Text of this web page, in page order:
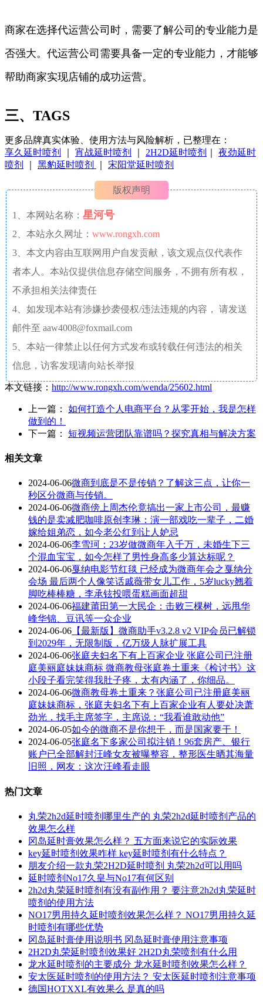
商家在选择代运营公司时，需要了解公司的专业能力是
否强大。代运营公司需要具备一定的专业能力，才能够
帮助商家实现店铺的成功运营。
三、TAGS
更多品牌真实体验、使用方法与风险解析，已整理在：
享久延时喷剂
宵战延时喷剂 2H2D延时喷剂
夜劲延时
喷剂
黑豹延时喷剂 宋阳堂延时喷剂
版权声明
1、本网站名称： 星河号
2、本站永久网址： www.rongxh.com
3、本文内容由互联网用户自发贡献，该文观点仅代表作
者本人。本站仅提供信息存储空间服务，不拥有所有权，
不承担相关法律责任
4、如发现本站有涉嫌抄袭侵权/违法违规的内容， 请发送
邮件至 aaw4008@foxmail.com
5、本站一律禁止以任何方式发布或转载任何违法的相关
信息，访客发现请向站长举报
本文链接： http://www.rongxh.com/wenda/25602.html
上一篇： 如何打造个人电商平台？从零开始，我是怎样
做到的！
下一篇： 短视频运营团队靠谱吗？探究真相与解决方案
相关文章
2024-06-06微商到底是不是传销？了解这三点，让你一
秒区分微商与传销。
2024-06-06微商傍上周杰伦竟搞出一家上市公司，最赚
钱的是卖减肥咖啡原创李琳：演一部戏吃一辈子，二婚
嫁给姐弟恋，如今老公红到让人妒忌
2024-06-06李雪珂：23岁做微商年入千万，未婚生下三
个混血宝宝，如今怎样了男性身高多少算达标呢？
2024-06-06戛纳电影节红毯 已经成为微商年会之戛纳分
会场 最后两个人像笑话戚薇带女儿工作，5岁lucky翘着
脚吃棒棒糖，李承铉投喂蛋糕画面超甜
2024-06-06福建莆田第一大民企：击败三棵树，远甩华
峰华锦、豆讯等一众企业
2024-06-06 【最新版】微商助手v3.2.8 v2 VIP会员已解锁
到2029年，无限制版，亿万级人脉扩展工具
2024-06-06张庭夫妇名下有上百家企业 张庭公司已注册
庭美丽庭妹妹商标 微商教母张庭卷土重来《检讨书》这
小段子看完笑得我肚子疼，太有内涵了，你细品。
2024-06-06微商教母卷土重来？张庭公司已注册庭美丽
庭妹妹商标，张庭夫妇名下有上百家企业有人要处决萧
劲光，找毛主席签字，主席说：“我看谁敢动他”
2024-06-05如今的微商不是你想干，而是国家要干！
2024-06-05张庭名下多家公司拟注销！96套房产、银行
账户已全部解封汪峰女友被曝整容，整形医生晒其海量
旧照，网友：这次汪峰看走眼
热门文章
丸荣2h2d延时喷剂哪里生产的 丸荣2h2d延时喷剂产品的
效果怎么样
冈岛延时膏效果怎么样？ 五方面来说它的实际效果
key延时喷剂效果咋样 key延时喷剂有什么特点？
朋友介绍一款丸荣2H2D延时喷剂 丸荣2h2d可以用吗
延时喷剂No17久皇与No17有何区别
2h2d丸荣延时喷剂有没有副作用？ 要注意2h2d丸荣延时
喷剂的使用方法
NO17男用持久延时喷剂效果怎么样？ NO17男用持久延
时喷剂有哪些优势
冈岛延时膏使用说明书 冈岛延时膏使用注意事项
2H2D丸荣延时喷剂效果好 2H2D丸荣喷剂有什么用
龙水延时喷剂的主要成分 龙水延时喷剂效果怎么样？
安太医延时喷剂的使用方法？ 安太医延时喷剂注意事项
德国HOTXXL有效果么 是真的吗